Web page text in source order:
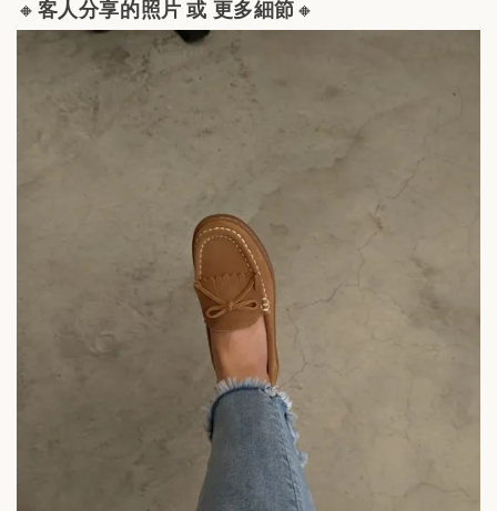
🔸 客人分享的照片 或 更多細節 🔸